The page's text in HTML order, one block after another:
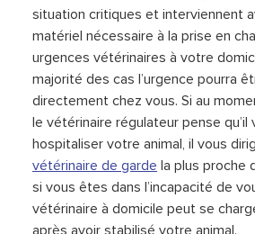
situation critiques et interviennent
matériel nécessaire à la prise en
urgences vétérinaires à votre
majorité des cas l’urgence pourra
directement chez vous. Si au
le vétérinaire régulateur pense qu’il
hospitaliser votre animal, il vous
vétérinaire de garde la plus proche
si vous êtes dans l’incapacité de
vétérinaire à domicile peut se
après avoir stabilisé votre animal.